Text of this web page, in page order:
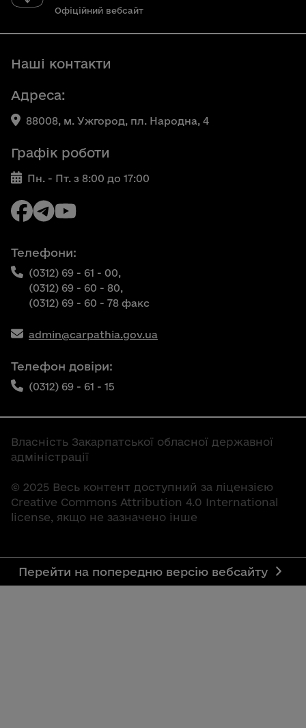
Офіційний вебсайт
Наші контакти
Адреса:
88008, м. Ужгород, пл. Народна, 4
Графік роботи
Пн. - Пт. з 8:00 до 17:00
Телефони:
(0312) 69 - 61 - 00,
(0312) 69 - 60 - 80,
(0312) 69 - 60 - 78 факс
admin@carpathia.gov.ua
Телефон довіри:
(0312) 69 - 61 - 15
Власність Закарпатської обласної державної
адміністрації
© 2025 Весь контент доступний за ліцензією
Creative Commons Attribution 4.0 International
license, якщо не зазначено інше
Перейти на попередню версію вебсайту